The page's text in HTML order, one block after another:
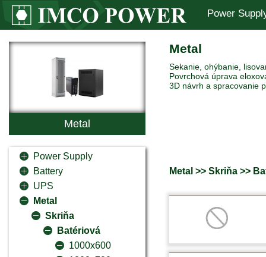
Power
Metal
Power Supply
Battery
UPS
Metal
Skriňa
Batériová
1000x600
Metal
Sekanie, ohýbanie,
Povrchová úprava
3D návrh a spracovanie
Metal >> Skriňa >>